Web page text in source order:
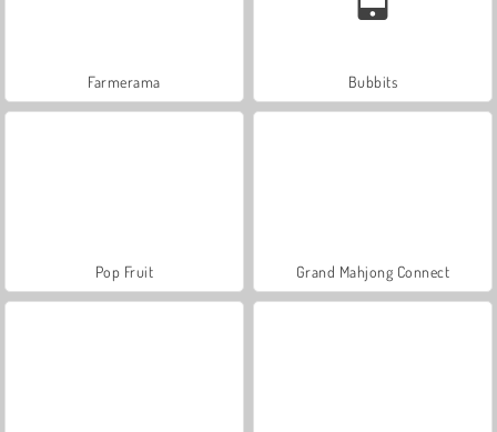
Farmerama Bubbits
Pop Fruit Grand Mahjong Connect